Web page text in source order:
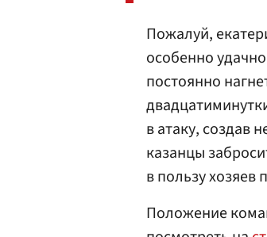
Пожалуй,
особенно
постоянно
в атаку, создав
казанцы
в пользу хозяев
Положение